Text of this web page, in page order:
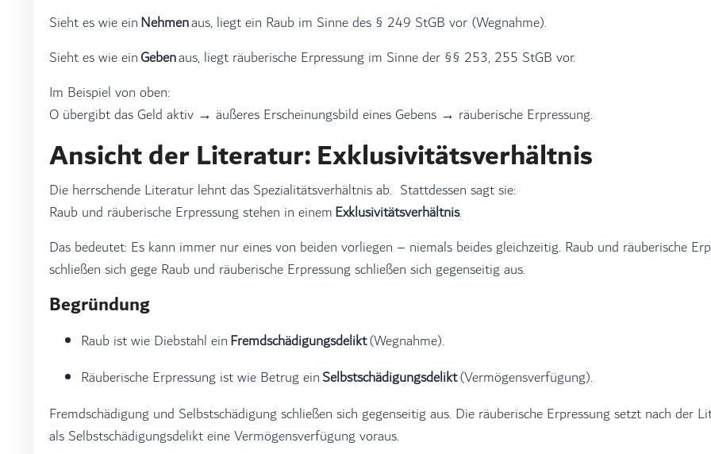
Sieht es wie einNehmenaus, liegt ein Raub im Sinne des § 249 StGB vor (Wegnahme).
Sieht es wie einGebenaus, liegt räuberische Erpressung im Sinne der §§ 253, 255 StGB vor.
Im Beispiel von oben:
O übergibt das Geld aktiv → äußeres Erscheinungsbild eines Gebens → räuberische Erpressung.
Ansicht der Literatur: Exklusivitätsverhältnis
Die herrschende Literatur lehnt das Spezialitätsverhältnis ab. Stattdessen sagt sie:
Raub und räuberische Erpressung stehen in einemExklusivitätsverhältnis.
Das bedeutet: Es kann immer nur eines von beiden vorliegen – niemals beides gleichzeitig. Raub und räuberische
schließen sich gege Raub und räuberische Erpressung schließen sich gegenseitig aus.
Begründung
Raub ist wie Diebstahl einFremdschädigungsdelikt(Wegnahme).
Räuberische Erpressung ist wie Betrug einSelbstschädigungsdelikt(Vermögensverfügung).
Fremdschädigung und Selbstschädigung schließen sich gegenseitig aus. Die räuberische Erpressung setzt nach der
als Selbstschädigungsdelikt eine Vermögensverfügung voraus.